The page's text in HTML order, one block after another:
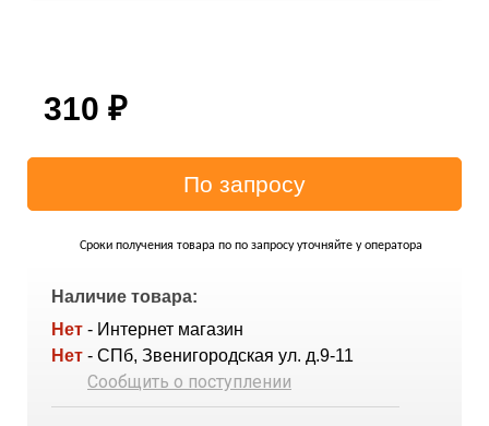
310 ₽
Сроки получения товара по по запросу уточняйте у оператора
Наличие товара:
Нет - Интернет магазин
Нет - СПб, Звенигородская ул. д.9-11
Сообщить о поступлении